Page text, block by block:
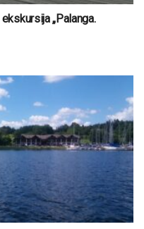
„Palanga.